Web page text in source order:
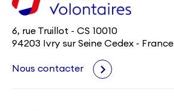
6, rue Truillot - CS 10010
94203 Ivry sur Seine Cedex - France
Nous contacter